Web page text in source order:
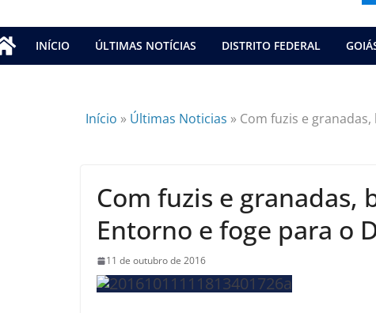
INÍCIO ÚLTIMAS NOTÍCIAS DISTRITO FEDERAL
Início » Últimas Noticias » Com fuzis e
Com fuzis e
Entorno e foge para o
11 de outubro de 2016